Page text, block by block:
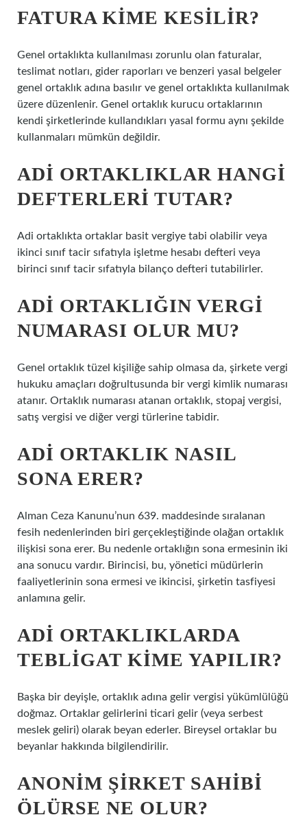
FATURA KIME KESILIR?
Genel ortaklıkta kullanılması zorunlu olan faturalar,
teslimat notları, gider raporları ve benzeri yasal belgeler
genel ortaklık adına basılır ve genel ortaklıkta kullanılmak
üzere düzenlenir. Genel ortaklık kurucu ortaklarının
kendi şirketlerinde kullandıkları yasal formu aynı şekilde
kullanmaları mümkün değildir.
ADI ORTAKLIKLAR HANGI
DEFTERLERI TUTAR?
Adi ortaklıkta ortaklar basit vergiye tabi olabilir veya
ikinci sınıf tacir sıfatıyla işletme hesabı defteri veya
birinci sınıf tacir sıfatıyla bilanço defteri tutabilirler.
ADI ORTAKLIĞIN VERGI
NUMARASI OLUR MU?
Genel ortaklık tüzel kişiliğe sahip olmasa da, şirkete vergi
hukuku amaçları doğrultusunda bir vergi kimlik numarası
atanır. Ortaklık numarası atanan ortaklık, stopaj vergisi,
satış vergisi ve diğer vergi türlerine tabidir.
ADI ORTAKLIK NASIL
SONA ERER?
Alman Ceza Kanunu’nun 639. maddesinde sıralanan
fesih nedenlerinden biri gerçekleştiğinde olağan ortaklık
ilişkisi sona erer. Bu nedenle ortaklığın sona ermesinin iki
ana sonucu vardır. Birincisi, bu, yönetici müdürlerin
faaliyetlerinin sona ermesi ve ikincisi, şirketin tasfiyesi
anlamına gelir.
ADI ORTAKLIKLARDA
TEBLIGAT KIME YAPILIR?
Başka bir deyişle, ortaklık adına gelir vergisi yükümlülüğü
doğmaz. Ortaklar gelirlerini ticari gelir (veya serbest
meslek geliri) olarak beyan ederler. Bireysel ortaklar bu
beyanlar hakkında bilgilendirilir.
ANONIM ŞIRKET SAHIBI
ÖLÜRSE NE OLUR?